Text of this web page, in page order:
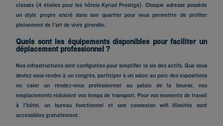
classés (4 étoiles pour les hôtels Kyriad Prestige). Chaque adresse possède
un style propre ancré dans son quartier pour vous permettre de profiter
pleinement de l'art de vivre girondin.
Quels sont les équipements disponibles pour faciliter un
déplacement professionnel ?
Nos infrastructures sont configurées pour simplifier la vie des actifs. Que vous
deviez vous rendre à un congrès, participer à un salon au parc des expositions
ou caler un rendez-vous professionnel au palais de la bourse, nos
emplacements réduisent vos temps de transport. Pour vos moments de travail
à l'hôtel, un bureau fonctionnel et une connexion wifi illimitée sont
accessibles gratuitement.